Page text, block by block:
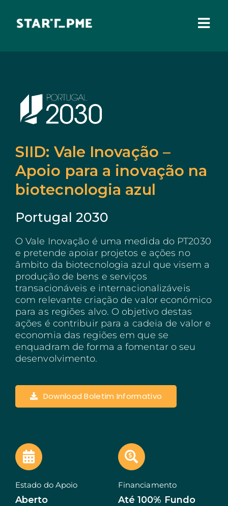
content
Fundo Santa Casa
Pares 3.0
Administração Local
Madeira
Açores
Algarve
PRR
Turismo de Portugal
PEPAC Agricultura
Portugal 2030
ABRIR UM NEGÓCIO
CONTACTOS
SIID: Vale Inovação –
Apoio para a inovação na
biotecnologia azul
Portugal 2030
O Vale Inovação é uma medida do PT2030
e pretende apoiar projetos e ações no
âmbito da biotecnologia azul que visem a
produção de bens e serviços
transacionáveis e internacionalizáveis
com relevante criação de valor económico
para as regiões alvo. O objetivo destas
ações é contribuir para a cadeia de valor e
economia das regiões em que se
enquadram de forma a fomentar o seu
desenvolvimento.
Download Boletim Informativo
Estado do Apoio
Aberto
Financiamento
Até 100% Fundo